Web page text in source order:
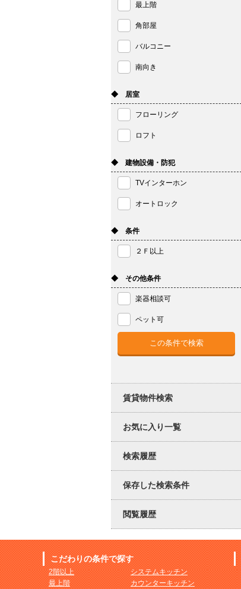
最上階
角部屋
バルコニー
南向き
◆ 居室
フローリング
ロフト
◆ 建物設備・防犯
TVインターホン
オートロック
◆ 条件
２Ｆ以上
◆ その他条件
楽器相談可
ペット可
賃貸物件検索
お気に入り一覧
検索履歴
保存した検索条件
閲覧履歴
こだわりの条件で探す
2階以上
最上階
システムキッチン
カウンターキッチン